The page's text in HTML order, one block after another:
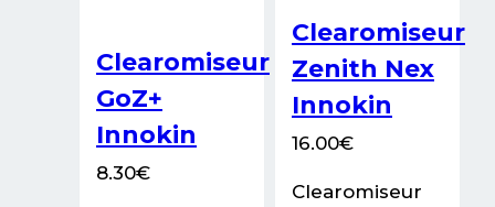
Clearomiseur
GoZ+
Innokin
8.30€
Clearomiseur
Zenith Nex
Innokin
16.00€
Clearomiseur